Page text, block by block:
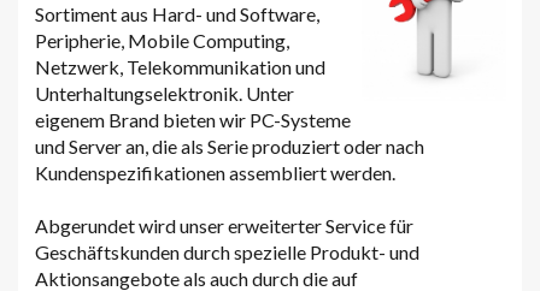
Sortiment aus Hard- und Software,
Peripherie, Mobile Computing,
Netzwerk, Telekommunikation und
Unterhaltungselektronik. Unter
eigenem Brand bieten wir PC-Systeme
und Server an, die als Serie produziert oder nach
Kundenspezifikationen assembliert werden.
Abgerundet wird unser erweiterter Service für
Geschäftskunden durch spezielle Produkt- und
Aktionsangebote als auch durch die auf